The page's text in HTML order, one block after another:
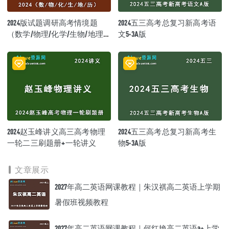
2024版试题调研高考情境题
（数学/物理/化学/生物/地理/
2024五三高考总复习新高考语
文5·3A版
2024赵玉峰讲义高三高考物理
一轮二三刷题册+一轮讲义
2024五三高考总复习新高考生
物5·3A版
文章展示
2027年高二英语网课教程｜朱汉祺高二英语上学期
暑假班视频教程